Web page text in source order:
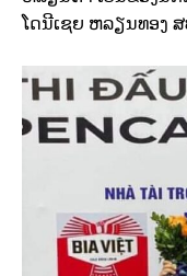
ໂດນີເຊຍ ຫລຽນທອງ